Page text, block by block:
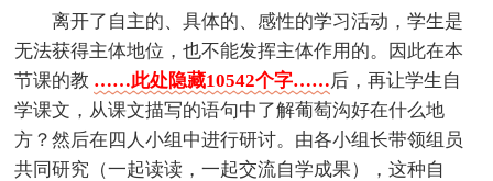
离开了自主的、具体的、感性的学习活动，学生是
无法获得主体地位，也不能发挥主体作用的。因此在本
节课的教 ……此处隐藏10542个字……后，再让学生自
学课文，从课文描写的语句中了解葡萄沟好在什么地
方？然后在四人小组中进行研讨。由各小组长带领组员
共同研究（一起读读，一起交流自学成果），这种自